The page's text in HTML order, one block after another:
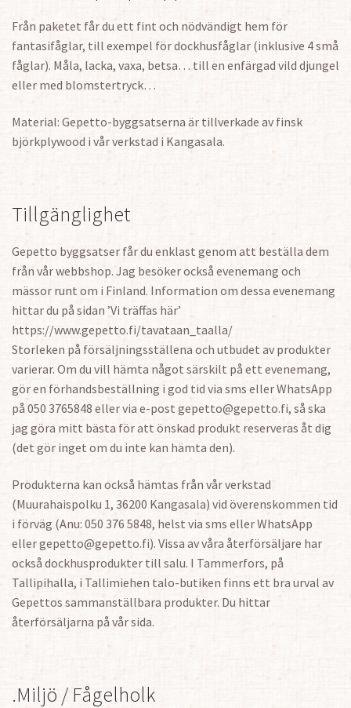
Från paketet får du ett fint och nödvändigt hem för
fantasifåglar, till exempel för dockhusfåglar (inklusive 4 små
fåglar). Måla, lacka, vaxa, betsa… till en enfärgad vild djungel
eller med blomstertryck…
Material: Gepetto-byggsatserna är tillverkade av finsk
björkplywood i vår verkstad i Kangasala.
Tillgänglighet
Gepetto byggsatser får du enklast genom att beställa dem
från vår webbshop. Jag besöker också evenemang och
mässor runt om i Finland. Information om dessa evenemang
hittar du på sidan ’Vi träffas här’
https://www.gepetto.fi/tavataan_taalla/
Storleken på försäljningsställena och utbudet av produkter
varierar. Om du vill hämta något särskilt på ett evenemang,
gör en förhandsbeställning i god tid via sms eller WhatsApp
på 050 3765848 eller via e-post gepetto@gepetto.fi, så ska
jag göra mitt bästa för att önskad produkt reserveras åt dig
(det gör inget om du inte kan hämta den).
Produkterna kan också hämtas från vår verkstad
(Muurahaispolku 1, 36200 Kangasala) vid överenskommen tid
i förväg (Anu: 050 376 5848, helst via sms eller WhatsApp
eller gepetto@gepetto.fi). Vissa av våra återförsäljare har
också dockhusprodukter till salu. I Tammerfors, på
Tallipihalla, i Tallimiehen talo-butiken finns ett bra urval av
Gepettos sammanställbara produkter. Du hittar
återförsäljarna på vår sida.
.Miljö / Fågelholk